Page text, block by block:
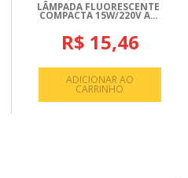
LÂMPADA FLUORESCENTE
COMPACTA 15W/220V A...
R$ 15,46
ADICIONAR AO
CARRINHO